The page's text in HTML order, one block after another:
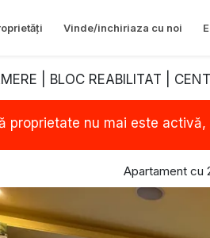
Vinde/inchiriaza cu noi
| BLOC REABILITAT |
proprietate nu mai este activă,
Apartament cu